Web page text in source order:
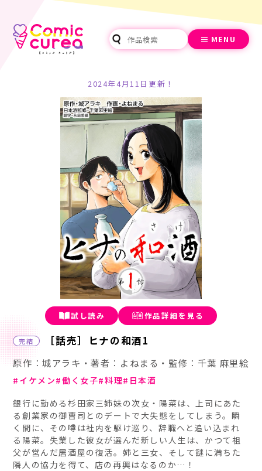
MENU
2024年4月11日更新！
試し読み 作品詳細を見る
完結 ［話売］ヒナの和酒1
原作：城アラキ・著者：よねまる・監修：千葉 麻里絵
イケメン 働く女子 料理
日本酒
銀行に勤める杉田家三姉妹の次女・陽菜は、上司にあた
る創業家の御曹司とのデートで大失態をしてしまう。瞬
く間に、その噂は社内を駆け巡り、辞職へと追い込まれ
る陽菜。失業した彼女が選んだ新しい人生は、かつて祖
父が営んだ居酒屋の復活。姉と三女、そして謎に満ちた
隣人の協力を得て、店の再興はなるのか…！